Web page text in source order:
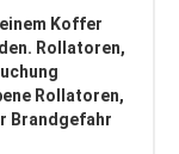
Koffer
Rollatoren,
Rollatoren,
Brandgefahr